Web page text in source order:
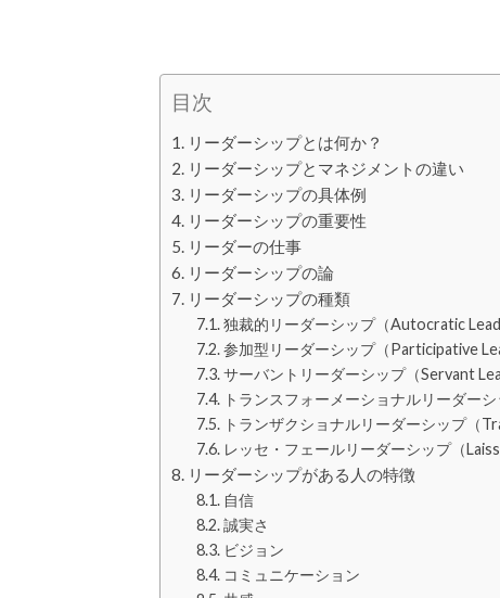
目次
リーダーシップとは何か？
リーダーシップとマネジメントの違い
リーダーシップの具体例
リーダーシップの重要性
リーダーの仕事
リーダーシップの論
リーダーシップの種類
独裁的リーダーシップ（Autocratic
参加型リーダーシップ（Participative
サーバントリーダーシップ（Servant
トランスフォーメーショナルリーダー
トランザクショナルリーダーシップ（
レッセ・フェールリーダーシップ（
リーダーシップがある人の特徴
自信
誠実さ
ビジョン
コミュニケーション